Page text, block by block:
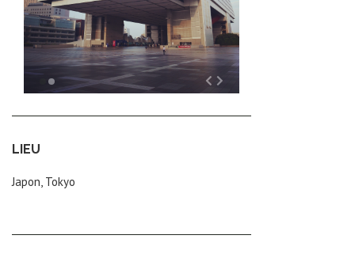
LIEU
Japon, Tokyo